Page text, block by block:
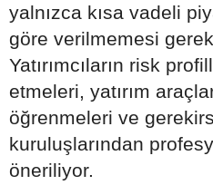
yalnızca kısa vadeli
göre verilmemesi
Yatırımcıların risk
etmeleri, yatırım
öğrenmeleri ve
kuruluşlarından
öneriliyor.